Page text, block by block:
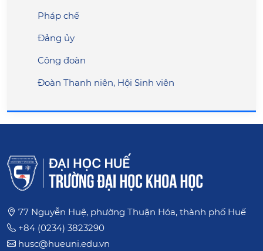
Pháp chế
Đảng ủy
Công đoàn
Đoàn Thanh niên, Hội Sinh viên
77 Nguyễn Huệ, phường Thuận Hóa, thành phố Huế
+84 (0234) 3823290
husc@hueuni.edu.vn